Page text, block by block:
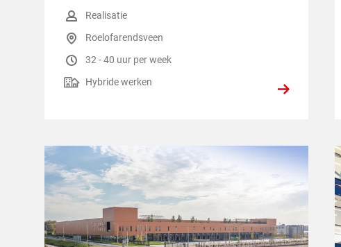
Functiegroep:
Realisatie
Locatie:
Roelofarendsveen
Uren per week:
32 - 40 uur per week
Hybride werken:
Hybride werken